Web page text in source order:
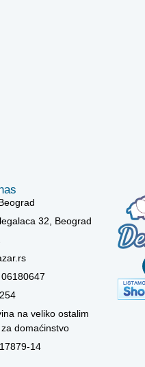
32, Beograd
na veliko ostalim
domaćinstvo
14